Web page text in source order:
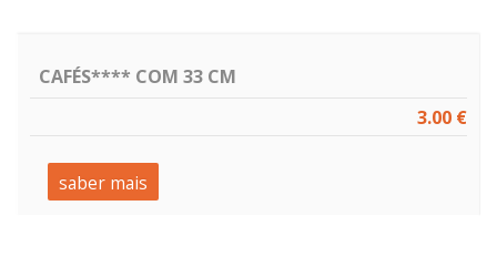
CAFÉS**** COM 33 CM
3.00 €
saber mais